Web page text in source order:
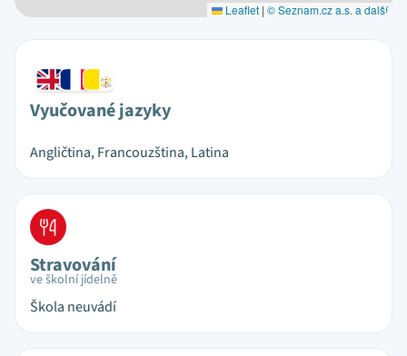
Leaflet | © Seznam.cz a.s. a další
Vyučované jazyky
Angličtina, Francouzština, Latina
Stravování
ve školní jídelně
Škola neuvádí